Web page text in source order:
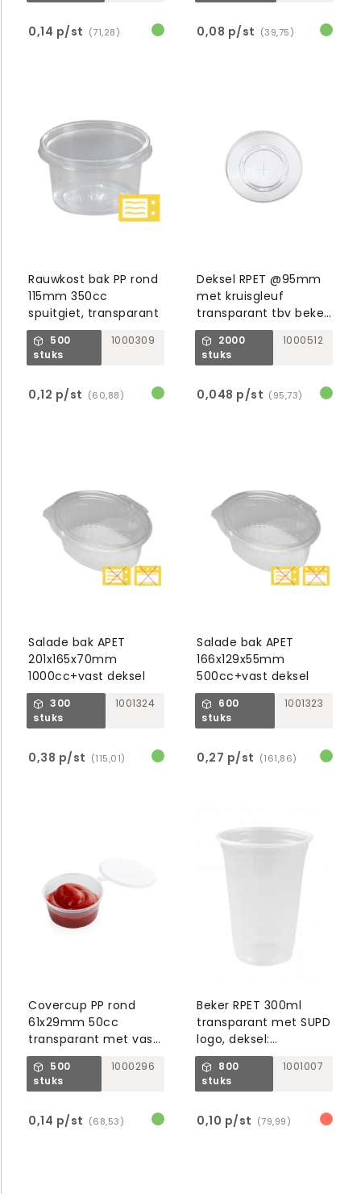
0,14 p/st (71,28) 0,08 p/st (39,75)
Rauwkost bak PP rond
115mm 350cc
spuitgiet, transparant
500
stuks
1000309
0,12 p/st (60,88)
Deksel RPET @95mm
met kruisgleuf
transparant tbv beker
1000769/1001007/8
2000
stuks
1000512
0,048 p/st (95,73)
Salade bak APET
201x165x70mm
1000cc+vast deksel
300
stuks
1001324
0,38 p/st (115,01)
Salade bak APET
166x129x55mm
500cc+vast deksel
600
stuks
1001323
0,27 p/st (161,86)
Covercup PP rond
61x29mm 50cc
transparant met vast
deksel
500
stuks
1000296
0,14 p/st (68,53)
Beker RPET 300ml
transparant met SUPD
logo, deksel:
1000511/512/513
800
stuks
1001007
0,10 p/st (79,99)